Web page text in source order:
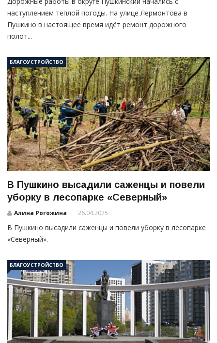
наступлением тёплой погоды. На улице Лермонтова в
Пушкино в настоящее время идёт ремонт дорожного
полот...
БЛАГОУСТРОЙСТВО
В Пушкино высадили саженцы и повели
уборку в лесопарке «Северный»
Алина Рогожина 26.04.2025
В Пушкино высадили саженцы и повели уборку в лесопарке
«Северный».
БЛАГОУСТРОЙСТВО